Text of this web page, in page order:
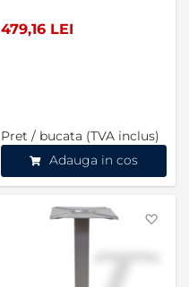
479,16 LEI
Pret / bucata (TVA inclus)
Adauga in cos